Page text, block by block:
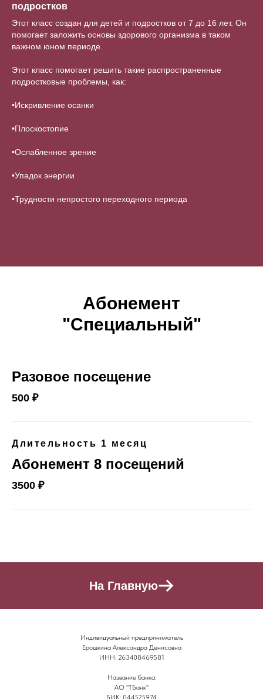
подростков
Этот класс создан для детей и подростков от 7 до 16 лет. Он
помогает заложить основы здорового организма в таком
важном юном периоде.
Этот класс помогает решить такие распространенные
подростковые проблемы, как:
•Искривление осанки
•Плоскостопие
•Ослабленное зрение
•Упадок энергии
•Трудности непростого переходного периода
Абонемент
"Специальный"
Разовое посещение
500 ₽
Длительность 1 месяц
Абонемент 8 посещений
3500 ₽
На Главную
Индивидуальный предприниматель
Ерошкина Александра Денисовна
ИНН: 263408469581
Название банка:
АО "ТБанк"
БИК: 044525974